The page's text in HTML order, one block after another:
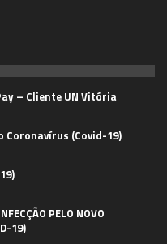
– Cliente UN Vitória
Coronavírus (Covid-19)
PELO NOVO
19)